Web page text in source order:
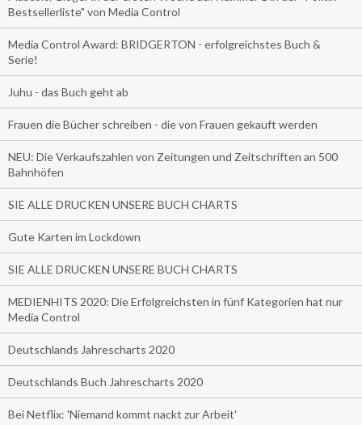
Bestsellerliste" von Media Control
Media Control Award: BRIDGERTON - erfolgreichstes Buch &
Serie!
Juhu - das Buch geht ab
Frauen die Bücher schreiben - die von Frauen gekauft werden
NEU: Die Verkaufszahlen von Zeitungen und Zeitschriften an 500
Bahnhöfen
SIE ALLE DRUCKEN UNSERE BUCH CHARTS
Gute Karten im Lockdown
SIE ALLE DRUCKEN UNSERE BUCH CHARTS
MEDIENHITS 2020: Die Erfolgreichsten in fünf Kategorien hat nur
Media Control
Deutschlands Jahrescharts 2020
Deutschlands Buch Jahrescharts 2020
Bei Netflix: 'Niemand kommt nackt zur Arbeit'